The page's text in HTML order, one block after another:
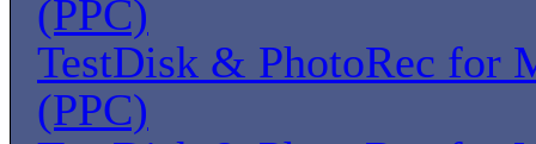
(PPC)
TestDisk & PhotoRec for
(PPC)